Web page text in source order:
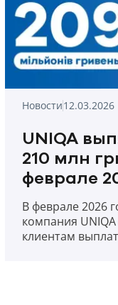
Новости12.03.2026
UNIQA
210 млн
феврале
В феврале 2026
компания
клиентам